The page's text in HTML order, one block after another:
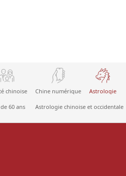
chinoise Chine numérique Astrologie
60 ans Astrologie chinoise et occidentale